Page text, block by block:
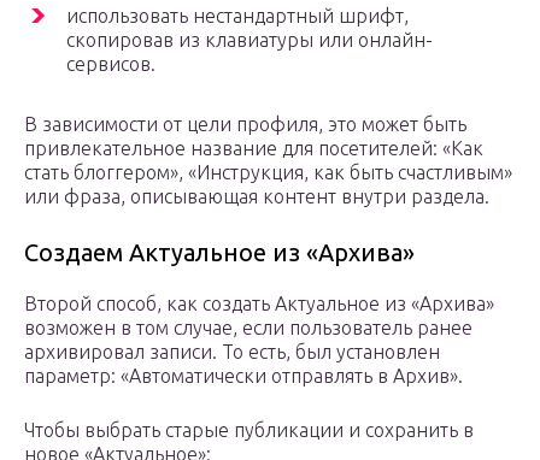
использовать нестандартный шрифт,
скопировав из клавиатуры или онлайн-
сервисов.
В зависимости от цели профиля, это может быть
привлекательное название для посетителей: «Как
стать блоггером», «Инструкция, как быть счастливым»
или фраза, описывающая контент внутри раздела.
Создаем Актуальное из «Архива»
Второй способ, как создать Актуальное из «Архива»
возможен в том случае, если пользователь ранее
архивировал записи. То есть, был установлен
параметр: «Автоматически отправлять в Архив».
Чтобы выбрать старые публикации и сохранить в
новое «Актуальное»: